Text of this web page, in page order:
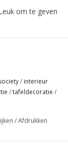
om te geven
/ interieur
/tafeldecoratie /
/Afdrukken